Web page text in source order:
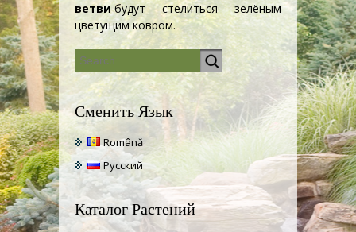
ветви будут стелиться зелёным
цветущим ковром.
Сменить Язык
Română
Русский
Каталог Растений